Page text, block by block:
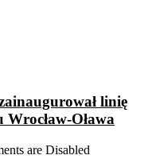
linię
Oława
are Disabled